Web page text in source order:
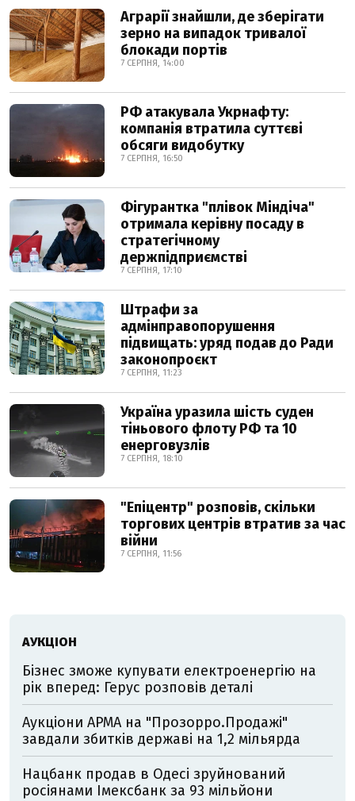
Аграрії знайшли, де зберігати
зерно на випадок тривалої
блокади портів
7 СЕРПНЯ, 14:00
РФ атакувала Укрнафту:
компанія втратила суттєві
обсяги видобутку
7 СЕРПНЯ, 16:50
Фігурантка "плівок Міндіча"
отримала керівну посаду в
стратегічному
держпідприємстві
7 СЕРПНЯ, 17:10
Штрафи за
адмінправопорушення
підвищать: уряд подав до Ради
законопроєкт
7 СЕРПНЯ, 11:23
Україна уразила шість суден
тіньового флоту РФ та 10
енерговузлів
7 СЕРПНЯ, 18:10
"Епіцентр" розповів, скільки
торгових центрів втратив за час
війни
7 СЕРПНЯ, 11:56
АУКЦІОН
Бізнес зможе купувати електроенергію на
рік вперед: Герус розповів деталі
Аукціони АРМА на "Прозорро.Продажі"
завдали збитків державі на 1,2 мільярда
Нацбанк продав в Одесі зруйнований
росіянами Імексбанк за 93 мільйони